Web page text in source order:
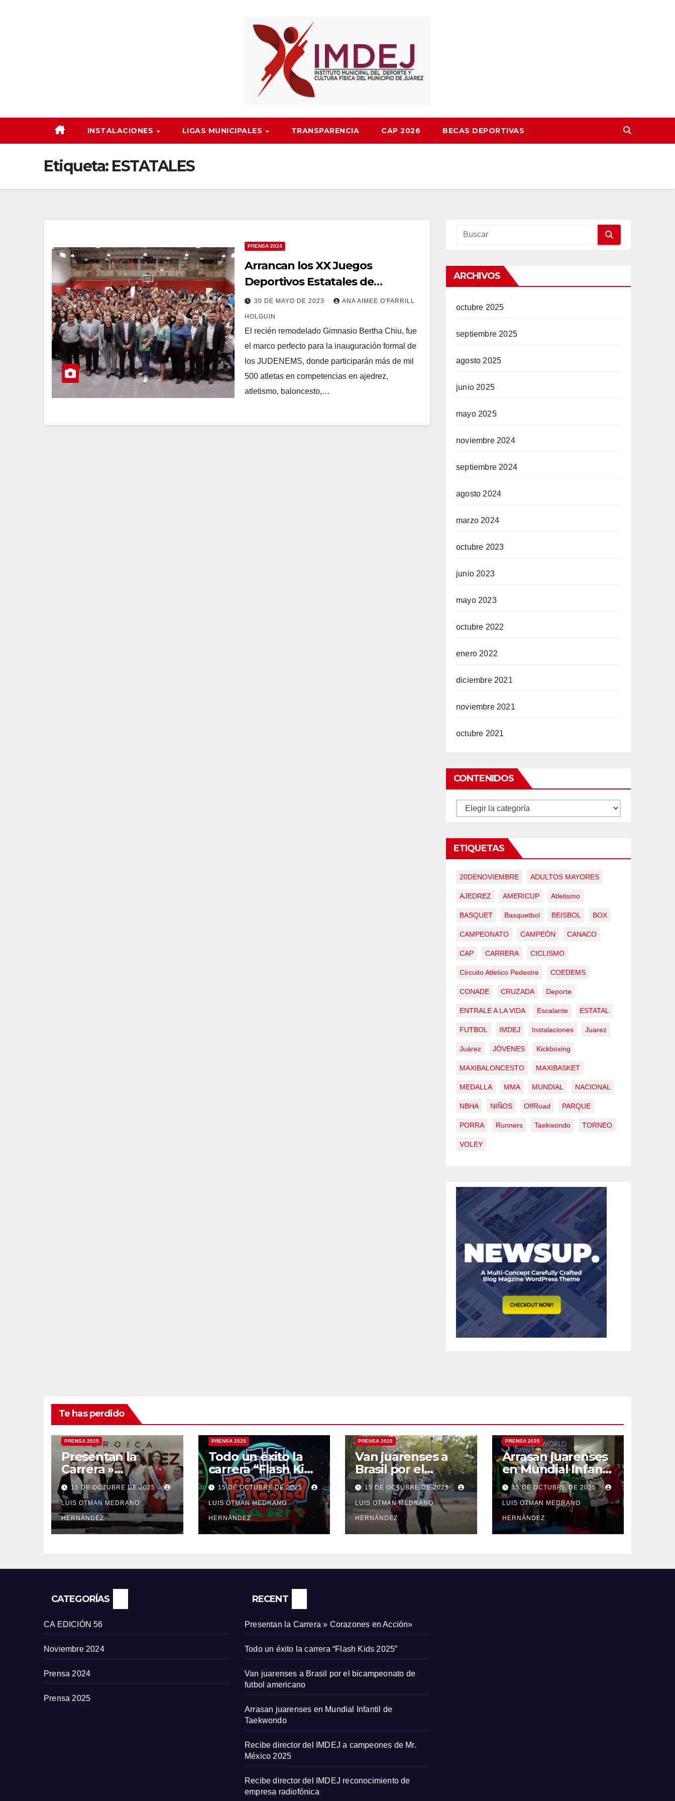
INSTALACIONES LIGAS MUNICIPALES TRANSPARENCIA CAP 2026 BECAS DEPORTIVAS
Etiqueta: ESTATALES
PRENSA 2024
Arrancan los XX Juegos
Deportivos Estatales de
Educación Media Superior
30 DE MAYO DE 2023 ANA AIMEE O'FARRILL
HOLGUIN
El recién remodelado Gimnasio Bertha Chiu, fue
el marco perfecto para la inauguración formal de
los JUDENEMS, donde participarán más de mil
500 atletas en competencias en ajedrez,
atletismo, baloncesto,…
ARCHIVOS
octubre 2025
septiembre 2025
agosto 2025
junio 2025
mayo 2025
noviembre 2024
septiembre 2024
agosto 2024
marzo 2024
octubre 2023
junio 2023
mayo 2023
octubre 2022
enero 2022
diciembre 2021
noviembre 2021
octubre 2021
CONTENIDOS
CONTENIDOS
ETIQUETAS
20DENOVIEMBRE ADULTOS MAYORES
AJEDREZ AMERICUP Atletismo
BASQUET Basquetbol BEISBOL BOX
CAMPEONATO CAMPEÓN CANACO
CAP CARRERA CICLISMO
Circuito Atletico Pedestre COEDEMS
CONADE CRUZADA Deporte
ENTRALE A LA VIDA Escalante ESTATAL
FUTBOL IMDEJ Instalaciones Juarez
Juárez JÓVENES Kickboxing
MAXIBALONCESTO MAXIBASKET
MEDALLA MMA MUNDIAL NACIONAL
NBHA NIÑOS OffRoad PARQUE
PORRA Runners Taekwondo TORNEO
VOLEY
Te has perdido
PRENSA 2025
Presentan la
Carrera »
Corazones en
Acción»
15 DE OCTUBRE DE 2025
LUIS OTMAN MEDRANO
HERNÁNDEZ
PRENSA 2025
Todo un éxito la
carrera “Flash Kids
2025”
15 DE OCTUBRE DE 2025
LUIS OTMAN MEDRANO
HERNÁNDEZ
PRENSA 2025
Van juarenses a
Brasil por el
bicampeonato de
futbol americano
15 DE OCTUBRE DE 2025
LUIS OTMAN MEDRANO
HERNÁNDEZ
PRENSA 2025
Arrasan juarenses
en Mundial Infantil
de Taekwondo
15 DE OCTUBRE DE 2025
LUIS OTMAN MEDRANO
HERNÁNDEZ
CATEGORÍAS
CA EDICIÓN 56
Noviembre 2024
Prensa 2024
Prensa 2025
RECENT
Presentan la Carrera » Corazones en Acción»
Todo un éxito la carrera “Flash Kids 2025”
Van juarenses a Brasil por el bicampeonato de
futbol americano
Arrasan juarenses en Mundial Infantil de
Taekwondo
Recibe director del IMDEJ a campeones de Mr.
México 2025
Recibe director del IMDEJ reconocimiento de
empresa radiofónica